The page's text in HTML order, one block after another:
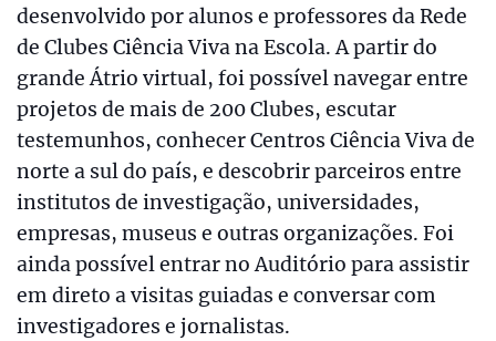
desenvolvido por alunos e professores da Rede
de Clubes Ciência Viva na Escola. A partir do
grande Átrio virtual, foi possível navegar entre
projetos de mais de 200 Clubes, escutar
testemunhos, conhecer Centros Ciência Viva de
norte a sul do país, e descobrir parceiros entre
institutos de investigação, universidades,
empresas, museus e outras organizações. Foi
ainda possível entrar no Auditório para assistir
em direto a visitas guiadas e conversar com
investigadores e jornalistas.